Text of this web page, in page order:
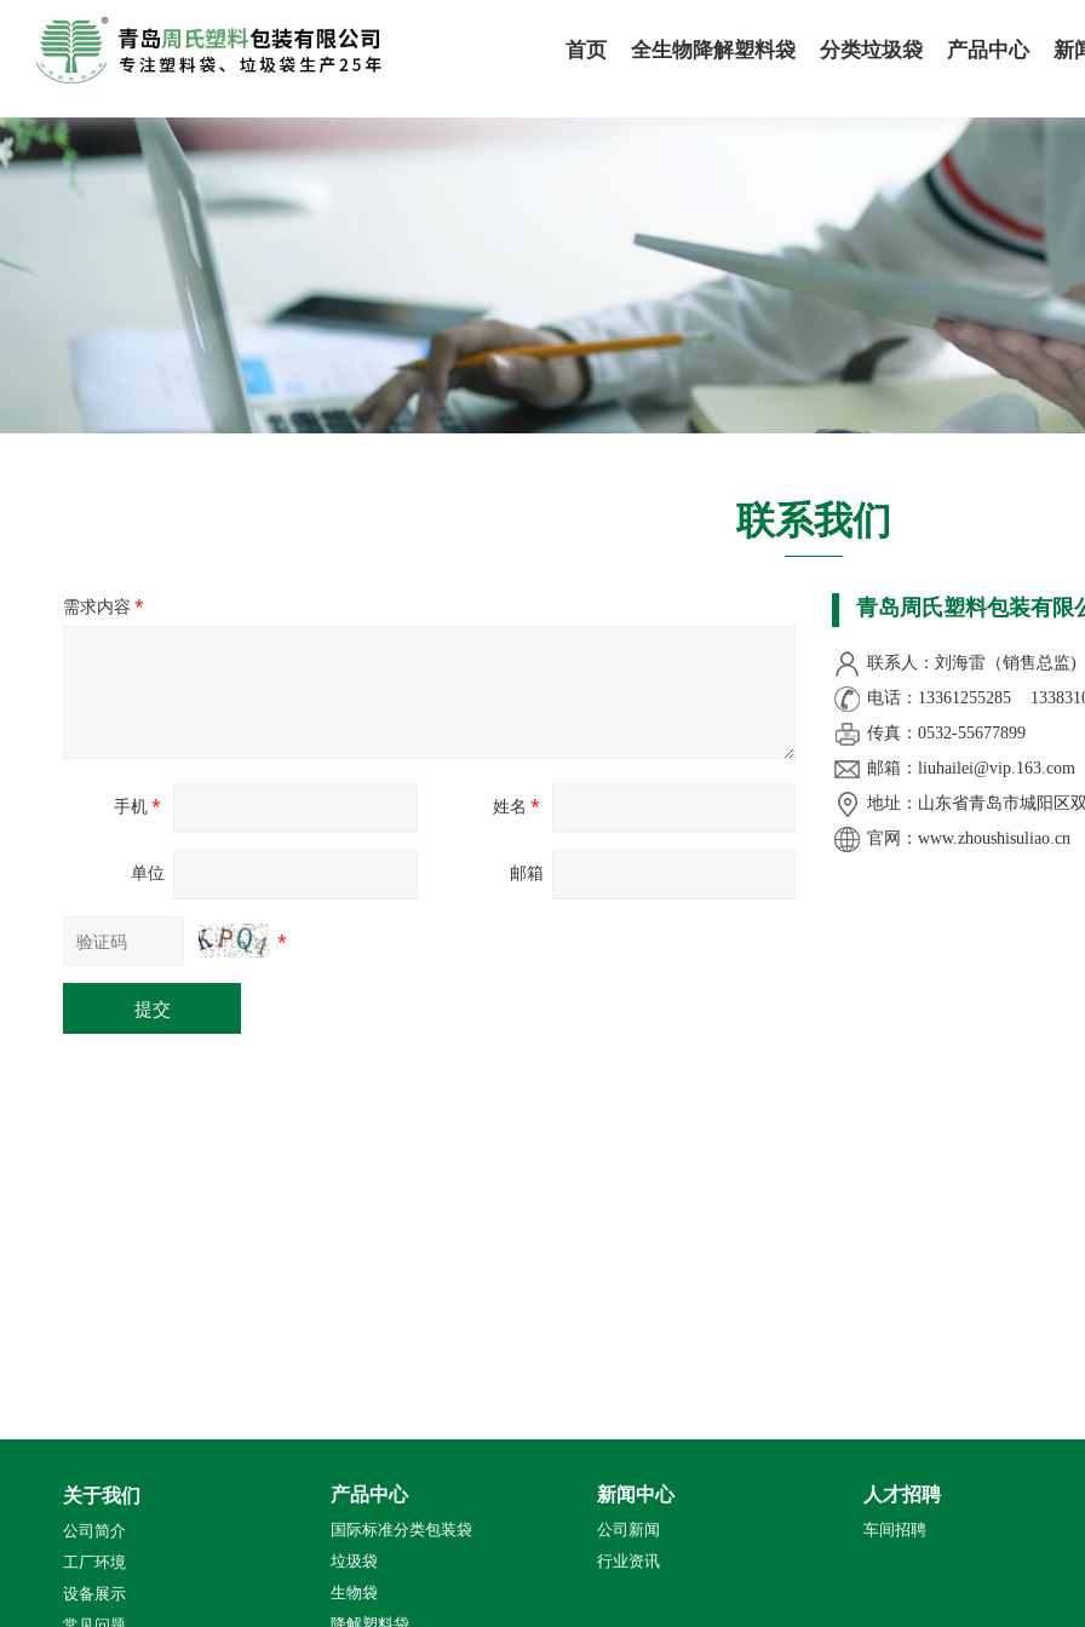
首页 全生物降解塑料袋 分类垃圾袋 产品中心 新
联系我们
需求内容 *
手机* 姓名 *
单位 邮箱
*
提交
青岛周氏塑料包装有限
联系人：刘海雷（销售总监)
电话：13361255285
传真：0532-55677899
邮箱 ： liuhailei@vip.163.com
地址：山东省青岛市城阳区
官网： www.zhoushisuliao.cn
关于我们
公司简介
工厂环境
设备展示
产品中心
国际标准分类包装袋
垃圾袋
生物袋
新闻中心
公司新闻
行业资讯
人才招聘
车间招聘